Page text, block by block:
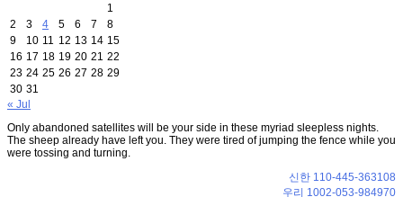
1
2
3 4 5 6 7
8
9
10 11 12 13 14 15
16 17 18 19 20 21 22
23 24 25 26 27 28 29
30 31
« Jul
Only abandoned satellites will be your side in these myriad sleepless nights.
The sheep already have left you. They were tired of jumping the fence while you
were tossing and turning.
신한 110-445-363108
우리 1002-053-984970